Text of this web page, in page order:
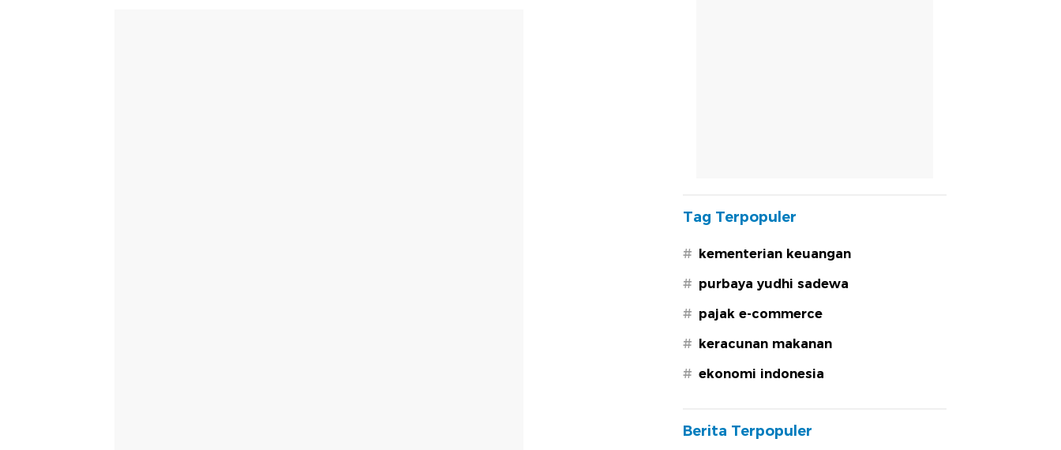
Tag Terpopuler
# kementerian keuangan
# purbaya yudhi sadewa
# pajak e-commerce
# keracunan makanan
# ekonomi indonesia
Berita Terpopuler